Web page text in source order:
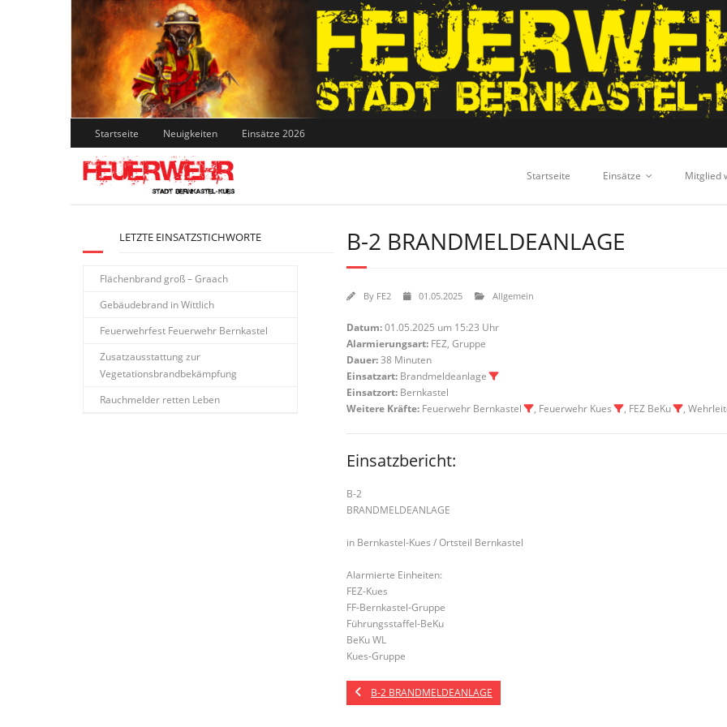
Skip
to
content
Startseite Neuigkeiten Einsätze 2026
Startseite Einsätze Mitglied
B-2 BRANDMELDEANLAGE
By FE2 01.05.2025 Allgemein
Datum:01.05.2025 um 15:23 Uhr
Alarmierungsart: FEZ, Gruppe
Dauer:38 Minuten
Einsatzart: Brandmeldeanlage
Einsatzort: Bernkastel
Weitere Kräfte: Feuerwehr Bernkastel , Feuerwehr Kues , FEZ BeKu ,
Einsatzbericht:
B-2
BRANDMELDEANLAGE
in Bernkastel-Kues / Ortsteil Bernkastel
Alarmierte Einheiten:
FEZ-Kues
FF-Bernkastel-Gruppe
Führungsstaffel-BeKu
BeKu WL
Kues-Gruppe
B-2 BRANDMELDEANLAGE
LETZTE EINSATZSTICHWORTE
Flächenbrand groß – Graach
Gebäudebrand in Wittlich
Feuerwehrfest Feuerwehr Bernkastel
Zusatzausstattung zur
Vegetationsbrandbekämpfung
Rauchmelder retten Leben